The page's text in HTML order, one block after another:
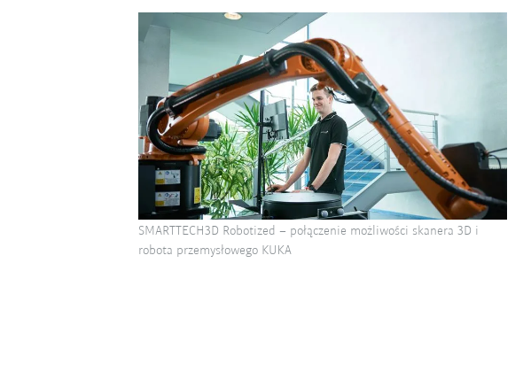
SMARTTECH3D Robotized – połączenie możliwości skanera 3D i
robota przemysłowego KUKA